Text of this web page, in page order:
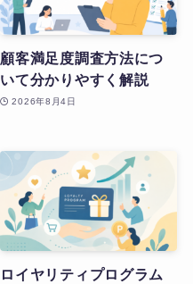
顧客満足度調査方法につ
いて分かりやすく解説
2026年8月4日
ロイヤリティプログラム